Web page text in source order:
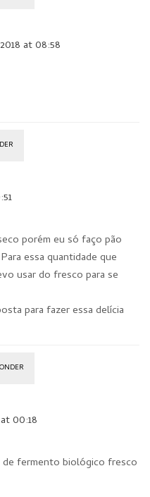
at 08:58
porém eu só faço pão
essa quantidade que
usar do fresco para se
para fazer essa delícia
00:18
de fermento biológico fresco